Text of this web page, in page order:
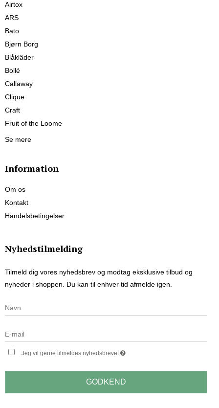
Airtox
ARS
Bato
Bjørn Borg
Blåkläder
Bollé
Callaway
Clique
Craft
Fruit of the Loome
Se mere
Information
Om os
Kontakt
Handelsbetingelser
Nyhedstilmelding
Tilmeld dig vores nyhedsbrev og modtag eksklusive tilbud og
nyheder i shoppen. Du kan til enhver tid afmelde igen.
Jeg vil gerne tilmeldes nyhedsbrevet
GODKEND